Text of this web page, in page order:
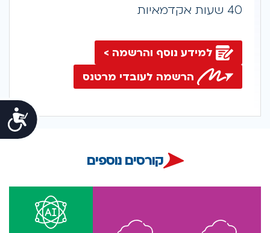
40 שעות אקדמאיות
למידע נוסף והרשמה >
הרשמה לעובדי מרטנס
קורסים נוספים